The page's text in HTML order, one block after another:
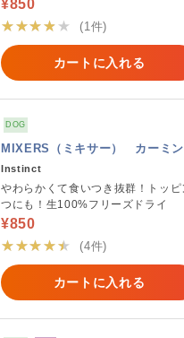
¥850
★★★★★
(1件)
カートに入れる
DOG
MIXERS（ミキサー） カーミン
Instinct
やわらかくて食いつき抜群！トッ
つにも！生100%フリーズドライ
¥850
★★★★★
(4件)
カートに入れる